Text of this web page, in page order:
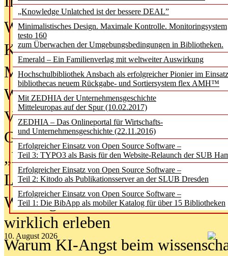
„Knowledge Unlatched ist der bessere DEAL”
Minimalistisches Design. Maximale Kontrolle. Monitoringsystem
testo 160
zum Überwachen der Umgebungsbedingungen in Bibliotheken.
Emerald – Ein Familienverlag mit weltweiter Auswirkung
Hochschulbibliothek Ansbach als erfolgreicher Pionier im
bibliothecas neuem Rückgabe- und Sortiersystem flex AMH™
Mit ZEDHIA der Unternehmensgeschichte
Mitteleuropas auf der Spur (10.02.2017)
ZEDHIA – Das Onlineportal für Wirtschafts-
und Unternehmensgeschichte (22.11.2016)
Erfolgreicher Einsatz von Open Source Software –
Teil 3: TYPO3 als Basis für den Website-Relaunch der SUB
Erfolgreicher Einsatz von Open Source Software –
Teil 2: Kitodo als Publikationsserver an der SLUB Dresden
Erfolgreicher Einsatz von Open Source Software –
Teil 1: Die BibApp als mobiler Katalog für über 15 Bibliotheken
10. August 2026
Was Hochschul­bibliotheken von
Kinder in der digitalen Welt
Metadaten als Infrastruktur
Wenn Bots katalogisieren
Von Abschlusskleidern bis
Geisterjagd-Ausrüstung in der
„Library of Things“ unterwegs
Lesen als Infrastrukturaufgabe
Wie Jugendliche Social Media
wirklich erleben
Warum KI-Angst beim